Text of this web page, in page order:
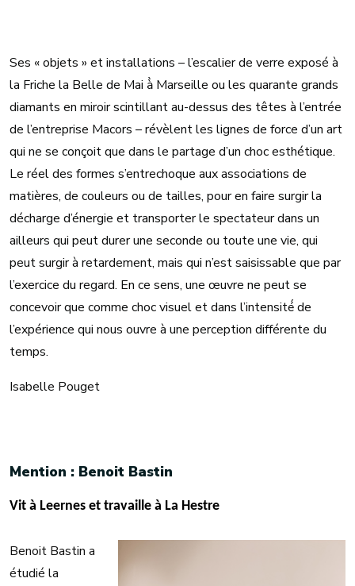
Ses « objets » et installations – l’escalier de verre exposé à
la Friche la Belle de Mai à̀ Marseille ou les quarante grands
diamants en miroir scintillant au-dessus des têtes à l’entrée
de l’entreprise Macors – révèlent les lignes de force d’un art
qui ne se conçoit que dans le partage d’un choc esthétique.
Le réel des formes s’entrechoque aux associations de
matières, de couleurs ou de tailles, pour en faire surgir la
décharge d’énergie et transporter le spectateur dans un
ailleurs qui peut durer une seconde ou toute une vie, qui
peut surgir à retardement, mais qui n’est saisissable que par
l’exercice du regard. En ce sens, une œuvre ne peut se
concevoir que comme choc visuel et dans l’intensité́ de
l’expérience qui nous ouvre à une perception différente du
temps.
Isabelle Pouget
Mention : Benoit Bastin
Vit à Leernes et travaille à La Hestre
Benoit Bastin a
étudié la